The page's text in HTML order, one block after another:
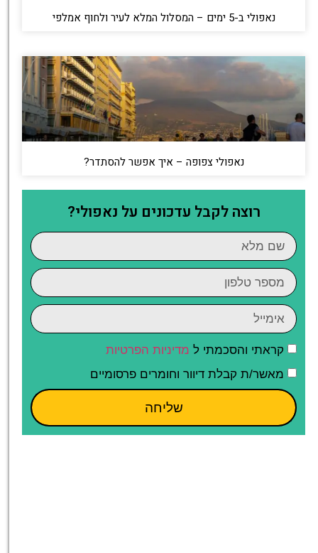
נאפולי ב-5 ימים – המסלול המלא לעיר ולחוף אמלפי
נאפולי צפופה – איך אפשר להסתדר?
רוצה לקבל עדכונים על נאפולי?
קראתי והסכמתי ל מדיניות הפרטיות
מאשר/ת קבלת דיוור וחומרים פרסומיים
שליחה